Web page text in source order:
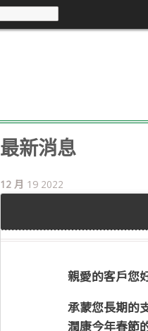
最新消息
12 月 19 2022
親愛的客戶您
承蒙您長期的
潤康今年春節